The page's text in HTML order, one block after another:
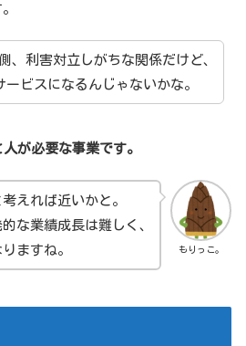
、利害対立しがちな関係だけど、
ビスになるんじゃないかな。
が必要な事業です。
もりっこ。
えれば近いかと。
な業績成長は難しく、
ますね。